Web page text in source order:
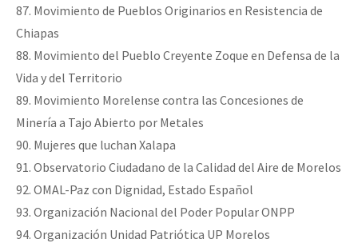
87. Movimiento de Pueblos Originarios en Resistencia de
Chiapas
88. Movimiento del Pueblo Creyente Zoque en Defensa de la
Vida y del Territorio
89. Movimiento Morelense contra las Concesiones de
Minería a Tajo Abierto por Metales
90. Mujeres que luchan Xalapa
91. Observatorio Ciudadano de la Calidad del Aire de Morelos
92. OMAL-Paz con Dignidad, Estado Español
93. Organización Nacional del Poder Popular ONPP
94. Organización Unidad Patriótica UP Morelos